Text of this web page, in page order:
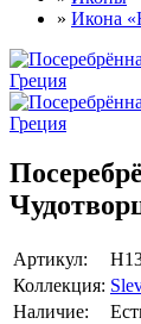
» Икона
Артикул:
Коллекция:
Наличие: